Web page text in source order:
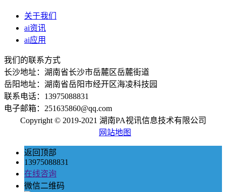
关于我们
ai资讯
ai应用
我们的联系方式
长沙地址：湖南省长沙市岳麓区岳麓街道
岳阳地址：湖南省岳阳市经开区海凌科技园
联系电话：13975088831
电子邮箱：251635860@qq.com
Copyright © 2019-2021 湖南PA视讯信息技术有限公司
网站地图
返回顶部
13975088831
在线咨询
微信二维码